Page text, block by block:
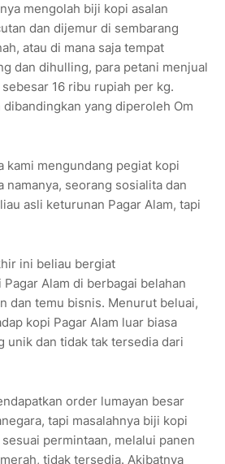
mengolah biji kopi asalan
dan dijemur di sembarang
atau di mana saja tempat
dan dihulling, para petani menjual
16 ribu rupiah per kg.
dibandingkan yang diperoleh Om
kami mengundang pegiat kopi
namanya, seorang sosialita dan
asli keturunan Pagar Alam, tapi
ini beliau bergiat
Alam di berbagai belahan
dan temu bisnis. Menurut beluai,
kopi Pagar Alam luar biasa
unik dan tidak tak tersedia dari
order lumayan besar
tapi masalahnya biji kopi
permintaan, melalui panen
tidak tersedia. Akibatnya